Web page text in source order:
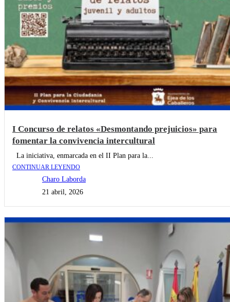
I Concurso de relatos «Desmontando prejuicios» para
fomentar la convivencia intercultural
La iniciativa, enmarcada en el II Plan para la...
CONTINUAR LEYENDO
Charo Laborda
21 abril, 2026